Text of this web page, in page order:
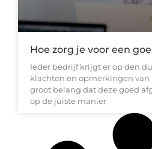
Hoe zorg je voor een
Ieder bedrijf krijgt er op den
klachten en opmerkingen van
groot belang dat deze goed
op de juiste manier